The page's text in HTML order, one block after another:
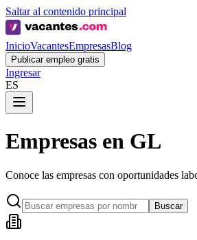
Saltar al contenido principal
InicioVacantesEmpresasBlog
Publicar empleo gratis
Ingresar
ES
Empresas en GL
Conoce las empresas con oportunidades
Buscar